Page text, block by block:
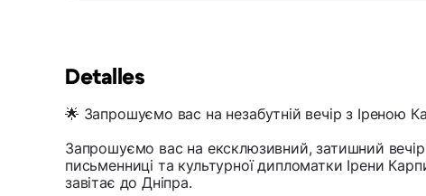
Detalles
🌟 Запрошуємо вас на незабутній вечір з Іреною
Запрошуємо вас на ексклюзивний, затишний вечір
письменниці та культурної дипломатки Ірени
завітає до Дніпра.